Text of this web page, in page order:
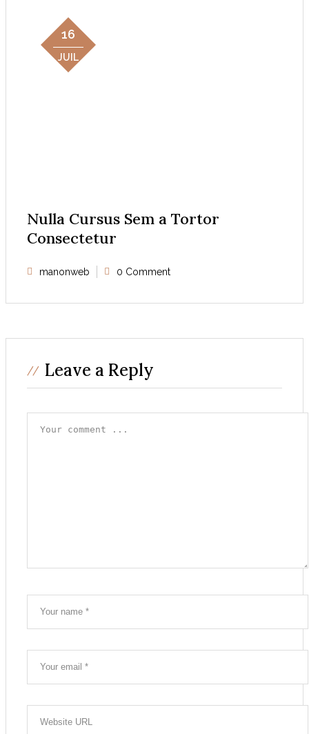
16
JUIL
Nulla Cursus Sem a Tortor
Consectetur
manonweb 0 Comment
Leave a Reply